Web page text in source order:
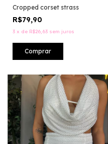
Cropped corset strass
R$79,90
3 x de R$26,63 sem juros